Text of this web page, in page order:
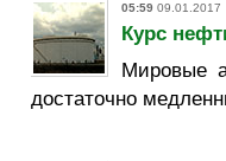
05:59 09.01.2017
Курс
Мировые
достаточно